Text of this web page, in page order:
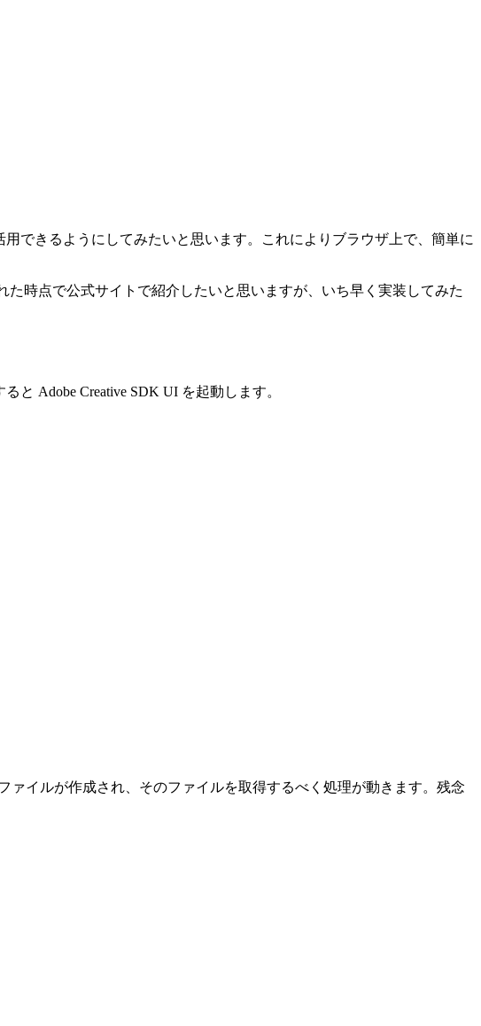
できるようにしてみたいと思います。これによりブラウザ上で、簡単に
時点で公式サイトで紹介したいと思いますが、いち早く実装してみた
Adobe Creative SDK UI を起動します。
ァイルが作成され、そのファイルを取得するべく処理が動きます。残念